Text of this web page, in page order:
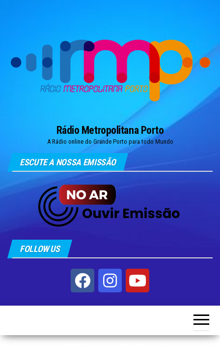
Rádio Metropolitana Porto
A Rádio online do Grande Porto para todo Mundo
ESCUTE A NOSSA EMISSÃO
FOLLOW US